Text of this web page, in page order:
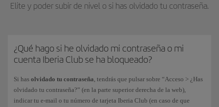
Elite y poder subir de nivel o si has olvidado tu contraseña.
¿Qué hago si he olvidado mi contraseña o mi
cuenta Iberia Club se ha bloqueado?
Si has olvidado tu contraseña, tendrás que pulsar sobre “Acceso > ¿Has
olvidado tu contraseña?” (en la parte superior derecha de la web),
indicar tu e-mail o tu número de tarjeta Iberia Club (en caso de que